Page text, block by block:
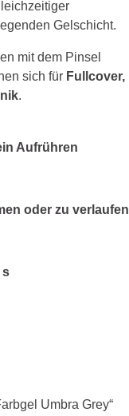
Gelschicht.
mit dem Pinsel
sich für Fullcover,
.
Aufrühren
oder zu verlaufen
s
Umbra Grey“